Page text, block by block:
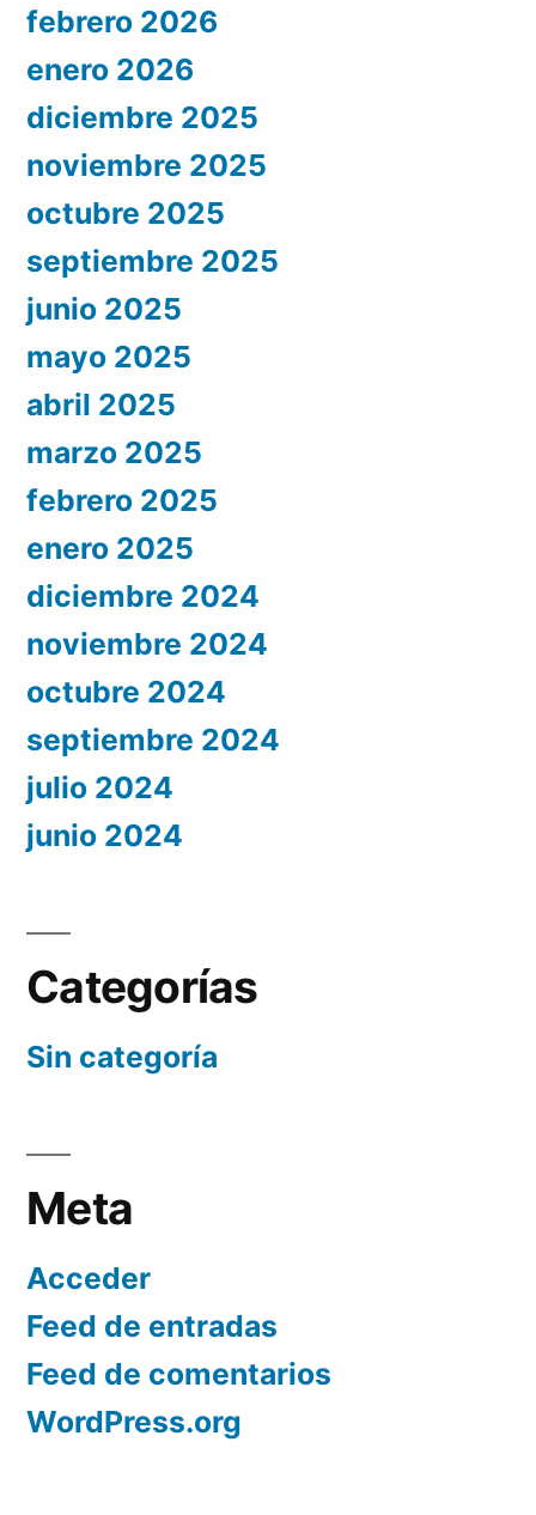
febrero 2026
enero 2026
diciembre 2025
noviembre 2025
octubre 2025
septiembre 2025
junio 2025
mayo 2025
abril 2025
marzo 2025
febrero 2025
enero 2025
diciembre 2024
noviembre 2024
octubre 2024
septiembre 2024
julio 2024
junio 2024
Categorías
Sin categoría
Meta
Acceder
Feed de entradas
Feed de comentarios
WordPress.org